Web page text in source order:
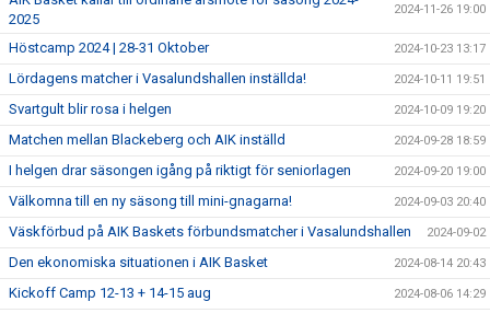
2025
2024-11-26 19:00
Höstcamp 2024 | 28-31 Oktober 2024-10-23 13:17
Lördagens matcher i Vasalundshallen inställda! 2024-10-11 19:51
Svartgult blir rosa i helgen 2024-10-09 19:20
Matchen mellan Blackeberg och AIK inställd 2024-09-28 18:59
I helgen drar säsongen igång på riktigt för seniorlagen 2024-09-20 19:00
Välkomna till en ny säsong till mini-gnagarna! 2024-09-03 20:40
Väskförbud på AIK Baskets förbundsmatcher i Vasalundshallen 2024-09-02
Den ekonomiska situationen i AIK Basket 2024-08-14 20:43
Kickoff Camp 12-13 + 14-15 aug 2024-08-06 14:29